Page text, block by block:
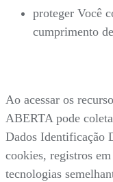
proteger Você
cumprimento
Ao acessar os
ABERTA pode
Dados Identificação
cookies, registros
tecnologias